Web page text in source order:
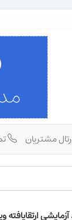
مشتریان
ارتقايافته